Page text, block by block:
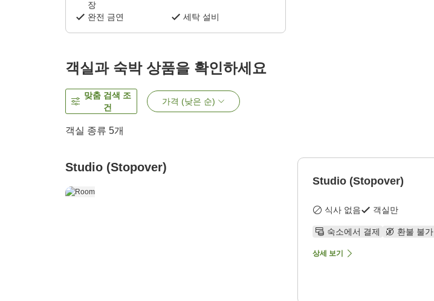
장
완전 금연 세탁 설비
객실과 숙박 상품을 확인하세요
맞춤 검색 조
건
가격 (낮은 순)
객실 종류 5개
Studio (Stopover)
Studio (Stopover)
식사 없음 객실만
숙소에서 결제 환불 불가
상세 보기